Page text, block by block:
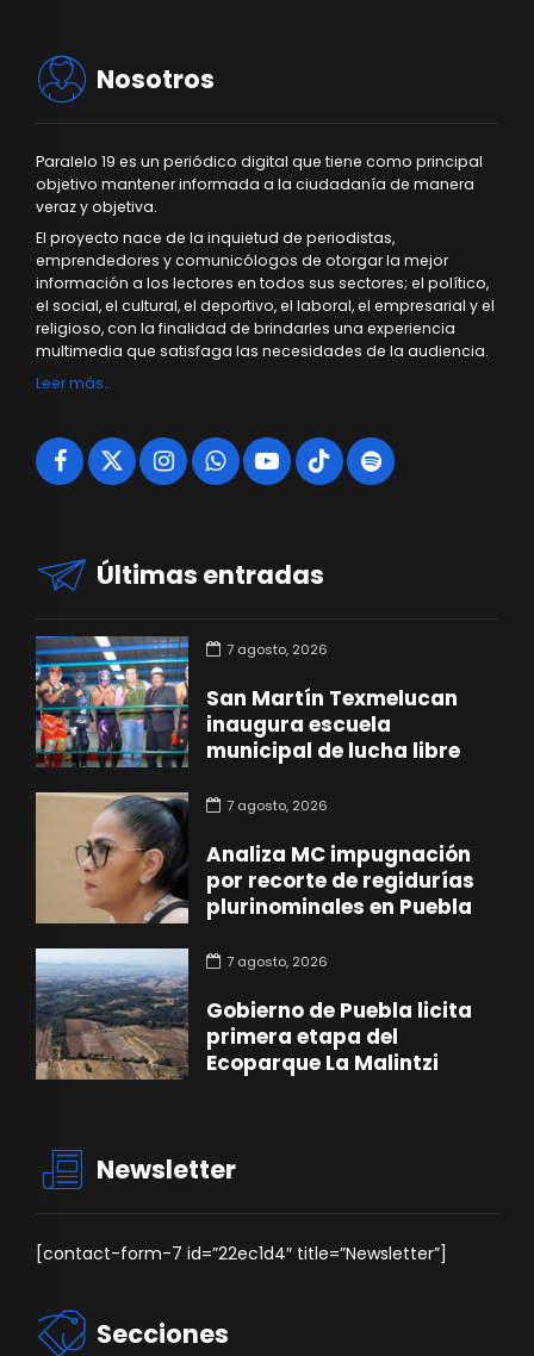
Nosotros
Paralelo 19 es un periódico digital que tiene como principal
objetivo mantener informada a la ciudadanía de manera
veraz y objetiva.
El proyecto nace de la inquietud de periodistas,
emprendedores y comunicólogos de otorgar la mejor
información a los lectores en todos sus sectores; el político,
el social, el cultural, el deportivo, el laboral, el empresarial y el
religioso, con la finalidad de brindarles una experiencia
multimedia que satisfaga las necesidades de la audiencia.
Leer más…
Últimas entradas
7 agosto, 2026
San Martín Texmelucan
inaugura escuela
municipal de lucha libre
7 agosto, 2026
Analiza MC impugnación
por recorte de regidurías
plurinominales en Puebla
7 agosto, 2026
Gobierno de Puebla licita
primera etapa del
Ecoparque La Malintzi
Newsletter
[contact-form-7 id=”22ec1d4″ title=”Newsletter”]
Secciones